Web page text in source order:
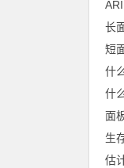
长
短
什
什
面
生